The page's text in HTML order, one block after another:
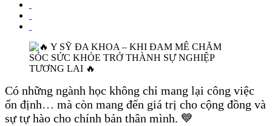
Có những ngành học không chỉ mang lại công việc
ổn định… mà còn mang đến giá trị cho cộng đồng và
sự tự hào cho chính bản thân mình. 💙